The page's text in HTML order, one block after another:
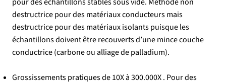
destructrice pour des matériaux conducteurs mais
destructrice pour des matériaux isolants puisque les
échantillons doivent être recouverts d’une mince couche
conductrice (carbone ou alliage de palladium).
Grossissements pratiques de 10X à 300.000X . Pour des